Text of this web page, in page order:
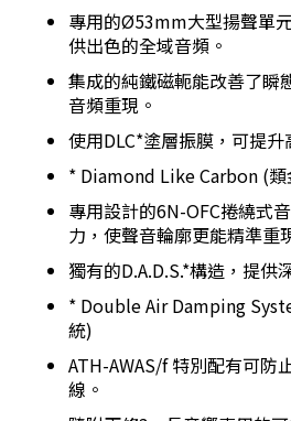
專用的Ø53mm大型揚聲單
供出色的全域音頻。
集成的純鐵磁軛能改善了瞬
音頻重現。
使用DLC*塗層振膜，可提升
* Diamond Like Carbon (
專用設計的6N-OFC捲繞式
力，使聲音輪廓更能精準重
獨有的D.A.D.S.*構造，提供
* Double Air Damping
統)
ATH-AWAS/f 特別配有可防
線。